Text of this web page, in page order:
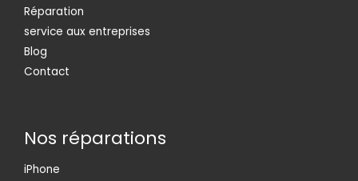
Réparation
service aux entreprises
Blog
Contact
Nos réparations
iPhone